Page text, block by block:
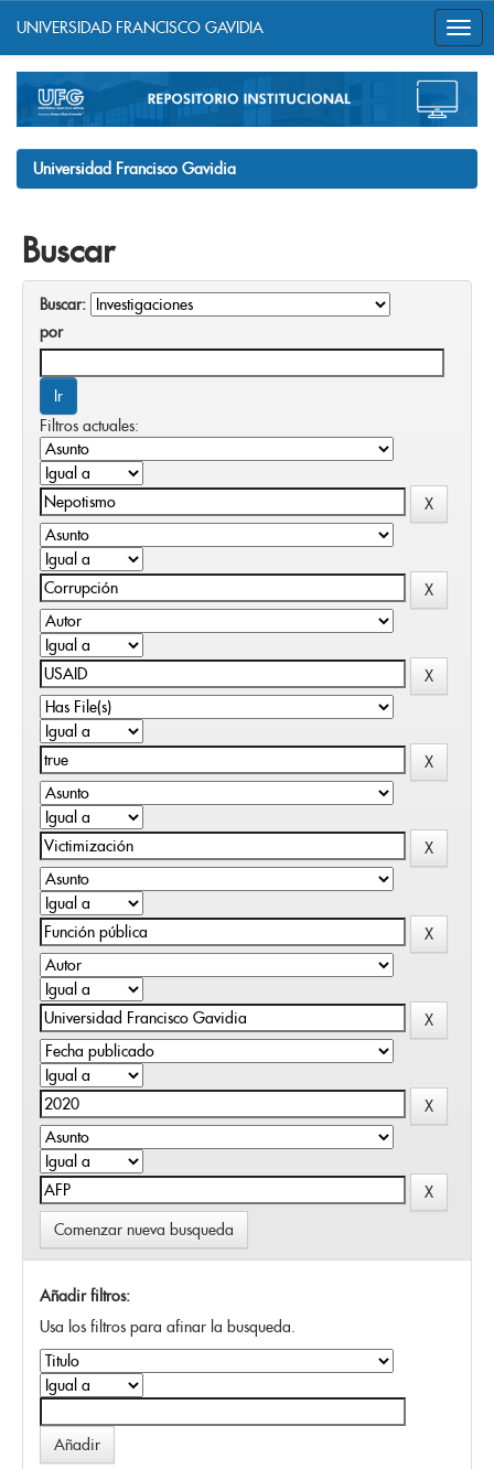
navigation
UNIVERSIDAD FRANCISCO GAVIDIA
Universidad Francisco Gavidia
Buscar
Buscar:
por
Filtros actuales:
Comenzar nueva busqueda
Añadir filtros:
Usa los filtros para afinar la busqueda.